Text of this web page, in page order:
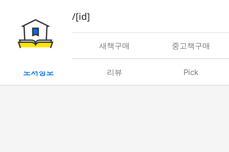
book/rent/[id]
대여 새책구매 중고책구매
도서정보 리뷰 Pick